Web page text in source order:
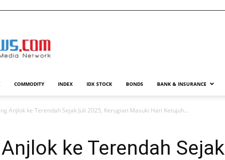
COMMODITY INDEX IDX STOCK BONDS BANK & INSURANCE
Anjlok ke Terendah Sejak Juli 2025, Kerugian Masuki Hari Ketujuh...
ke Terendah Sejak